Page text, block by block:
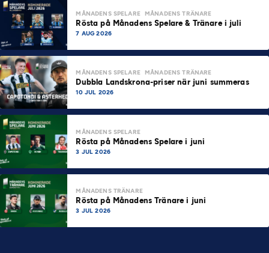
MÅNADENS SPELARE MÅNADENS TRÄNARE
Rösta på Månadens Spelare & Tränare i juli
7 AUG 2026
MÅNADENS SPELARE MÅNADENS TRÄNARE
Dubbla Landskrona-priser när juni summeras
10 JUL 2026
MÅNADENS SPELARE
Rösta på Månadens Spelare i juni
3 JUL 2026
MÅNADENS TRÄNARE
Rösta på Månadens Tränare i juni
3 JUL 2026